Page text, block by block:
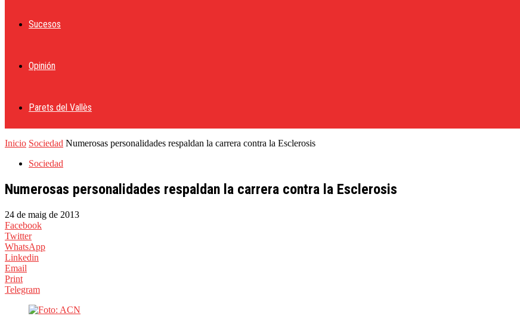
Sucesos
Opinión
Parets del Vallès
Inicio Sociedad Numerosas personalidades respaldan la carrera contra la Esclerosis
Sociedad
Numerosas personalidades respaldan la carrera contra la Esclerosis
24 de maig de 2013
Facebook
Twitter
WhatsApp
Linkedin
Email
Print
Telegram